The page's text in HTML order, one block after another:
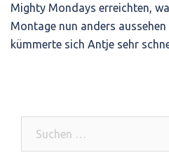
Mighty Mondays erreichten,
Montage nun anders
kümmerte sich Antje sehr